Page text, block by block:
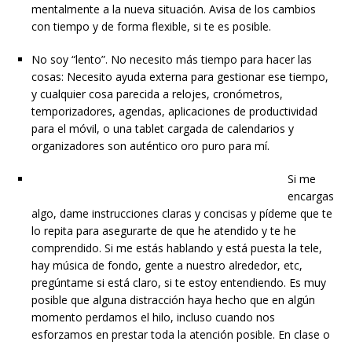
mentalmente a la nueva situación. Avisa de los cambios
con tiempo y de forma flexible, si te es posible.
No soy “lento”. No necesito más tiempo para hacer las
cosas: Necesito ayuda externa para gestionar ese tiempo,
y cualquier cosa parecida a relojes, cronómetros,
temporizadores, agendas, aplicaciones de productividad
para el móvil, o una tablet cargada de calendarios y
organizadores son auténtico oro puro para mí.
Si me
encargas
algo, dame instrucciones claras y concisas y pídeme que te
lo repita para asegurarte de que he atendido y te he
comprendido. Si me estás hablando y está puesta la tele,
hay música de fondo, gente a nuestro alrededor, etc,
pregúntame si está claro, si te estoy entendiendo. Es muy
posible que alguna distracción haya hecho que en algún
momento perdamos el hilo, incluso cuando nos
esforzamos en prestar toda la atención posible. En clase o